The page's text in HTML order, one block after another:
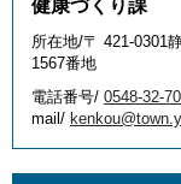
健康づくり課
所在地/〒 421-0301
1567番地
電話番号/ 0548-32-
mail/